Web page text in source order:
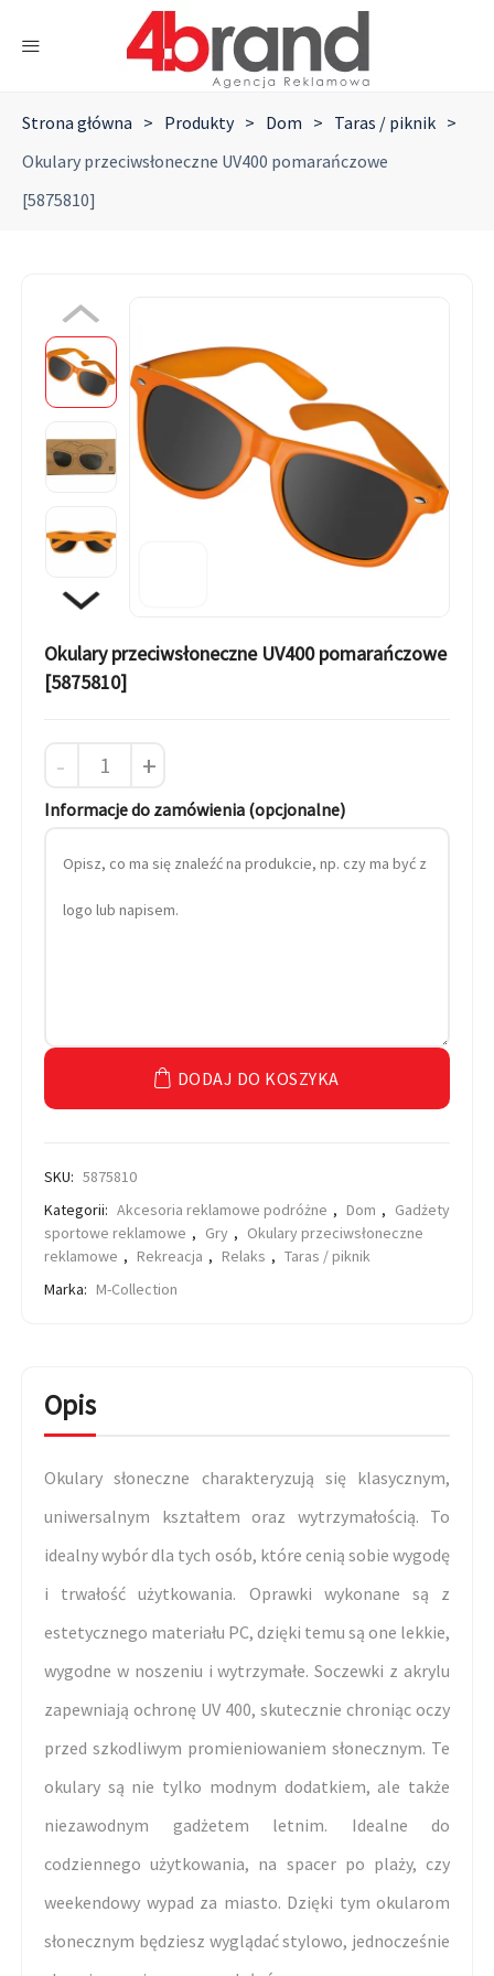
Strona główna > Produkty > Dom > Taras / piknik >
Okulary przeciwsłoneczne UV400 pomarańczowe
[5875810]
Okulary przeciwsłoneczne UV400 pomarańczowe
[5875810]
- +
Informacje do zamówienia (opcjonalne)
DODAJ DO KOSZYKA
SKU: 5875810
Kategorii: Akcesoria reklamowe podróżne , Dom , Gadżety
sportowe reklamowe , Gry , Okulary przeciwsłoneczne
reklamowe , Rekreacja , Relaks , Taras / piknik
Marka: M-Collection
Opis
Okulary słoneczne charakteryzują się klasycznym,
uniwersalnym kształtem oraz wytrzymałością. To
idealny wybór dla tych osób, które cenią sobie wygodę
i trwałość użytkowania. Oprawki wykonane są z
estetycznego materiału PC, dzięki temu są one lekkie,
wygodne w noszeniu i wytrzymałe. Soczewki z akrylu
zapewniają ochronę UV 400, skutecznie chroniąc oczy
przed szkodliwym promieniowaniem słonecznym. Te
okulary są nie tylko modnym dodatkiem, ale także
niezawodnym gadżetem letnim. Idealne do
codziennego użytkowania, na spacer po plaży, czy
weekendowy wypad za miasto. Dzięki tym okularom
słonecznym będziesz wyglądać stylowo, jednocześnie